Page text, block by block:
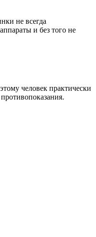
не всегда
и без того не
человек практически